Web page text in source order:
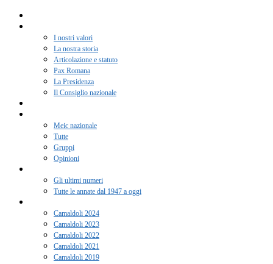
I nostri valori
La nostra storia
Articolazione e statuto
Pax Romana
La Presidenza
Il Consiglio nazionale
Meic nazionale
Tutte
Gruppi
Opinioni
Gli ultimi numeri
Tutte le annate dal 1947 a oggi
Camaldoli 2024
Camaldoli 2023
Camaldoli 2022
Camaldoli 2021
Camaldoli 2019